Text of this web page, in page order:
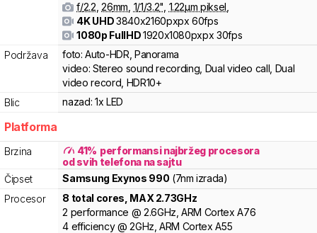
f/2.2 26mm 1/1/3.2" 1.22µm piksel
4K UHD3840x2160pxpx60fps
1080p FullHD1920x1080pxpx30fps
Podržava
foto: Auto-HDR, Panorama
video: Stereo sound recording, Dual video call, Dual
video record, HDR10+
Blic
nazad: 1x LED
Platforma
Brzina 41% performansi najbržeg procesora
od svih telefona na sajtu
Čipset
Samsung Exynos 990 (7nm izrada)
Procesor
8 total cores , MAX 2.73GHz
2 performance @ 2.6GHz,ARM Cortex A76
4 efficiency @ 2GHz,ARM Cortex A55